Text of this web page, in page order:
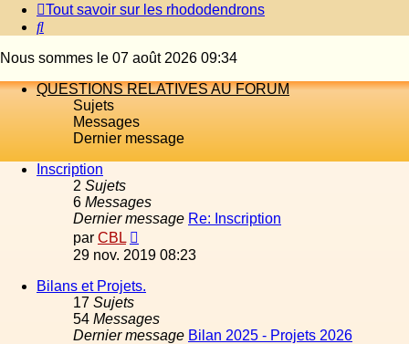
Tout savoir sur les rhododendrons
Rechercher
Nous sommes le 07 août 2026 09:34
QUESTIONS RELATIVES AU FORUM
Sujets
Messages
Dernier message
Inscription
2 Sujets
6 Messages
Dernier message Re: Inscription
par CBL
le
message
29 nov. 2019 08:23
Bilans et Projets.
17 Sujets
54 Messages
Dernier message Bilan 2025 - Projets 2026